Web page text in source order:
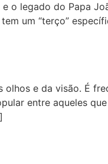
o legado do Papa
um “terço”
e da visão. É
entre aqueles